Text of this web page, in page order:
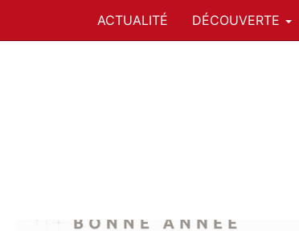
ACTUALITÉ DÉCOUVERTE